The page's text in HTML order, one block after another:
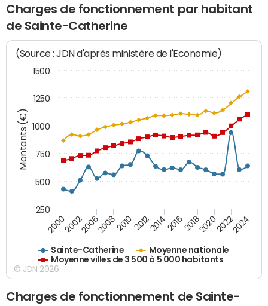
Charges de fonctionnement par habitant
de Sainte-Catherine
Montants (€)
(Source : JDN d'après ministère de l'Economie)
Sainte-Catherine
Moyenne nationale
Moyenne villes de 3 500 à 5 000 habitants
200020022006200820102012201420162018202020222024
250
500
750
1000
1250
1500
© JDN 2026
Charges de fonctionnement de Sainte-